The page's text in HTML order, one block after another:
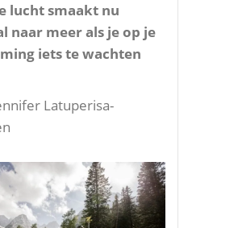
lucht smaakt nu
naar meer als je op je
iets te wachten
Latuperisa-